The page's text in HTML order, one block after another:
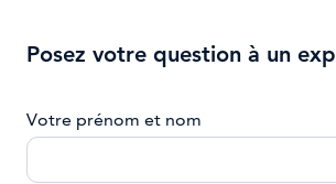
Posez votre question à un
Votre prénom et nom